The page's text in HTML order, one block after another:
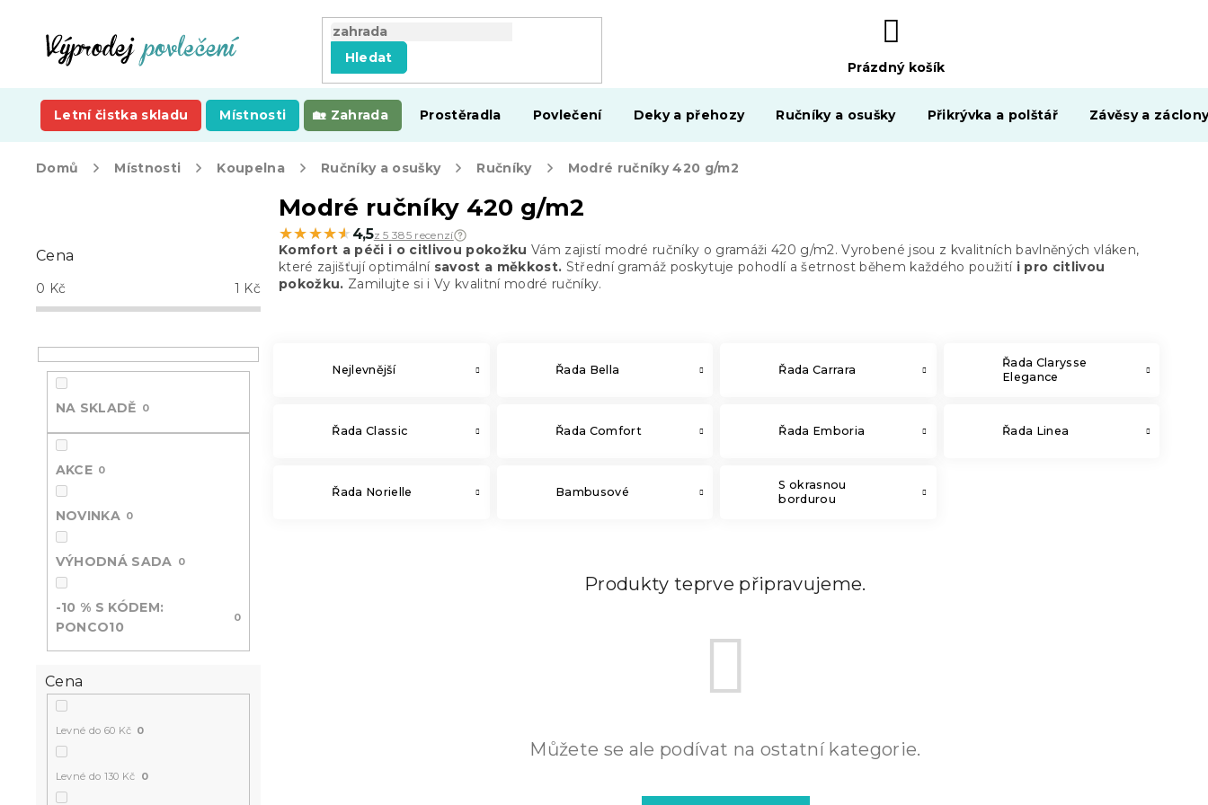
Hledat
NÁKUPNÍ
KOŠÍK
Prázdný košík
Letní čistka skladu Místnosti Zahrada Prostěradla Povlečení Deky a přehozy Ručníky a osušky Přikrývka a polštář Závěsy a
Domů Místnosti Koupelna Ručníky a osušky Ručníky Modré ručníky 420 g/m2
t
r
a
n
í
Cena
0 Kč 1 Kč
NA SKLADĚ 0
AKCE 0
NOVINKA 0
VÝHODNÁ SADA 0
-10 % S KÓDEM:
PONCO10
0
Cena
Levné do 60 Kč 0
Levné do 130 Kč 0
Modré ručníky 420 g/m2
★★★★★
★★★★★ 4,5z 5 385 recenzí
Komfort a péči i o citlivou pokožku Vám zajistí modré ručníky o gramáži 420 g/m2. Vyrobené jsou z kvalitních bavlněných vláken,
které zajišťují optimální savost a měkkost. Střední gramáž poskytuje pohodlí a šetrnost během každého použití i pro citlivou
pokožku. Zamilujte si i Vy kvalitní modré ručníky.
Nejlevnější Řada Bella Řada Carrara
Řada Clarysse
Elegance
Řada Classic Řada Comfort Řada Emboria Řada Linea
Řada Norielle Bambusové
S okrasnou
bordurou
Produkty teprve připravujeme.
Můžete se ale podívat na ostatní kategorie.